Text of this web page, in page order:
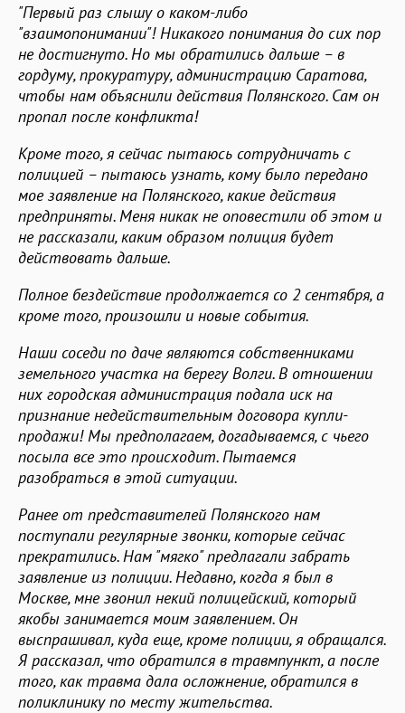
"Первый раз слышу о каком-либо
"взаимопонимании"! Никакого понимания до сих пор
не достигнуто. Но мы обратились дальше – в
гордуму, прокуратуру, администрацию Саратова,
чтобы нам объяснили действия Полянского. Сам он
пропал после конфликта!
Кроме того, я сейчас пытаюсь сотрудничать с
полицией – пытаюсь узнать, кому было передано
мое заявление на Полянского, какие действия
предприняты. Меня никак не оповестили об этом и
не рассказали, каким образом полиция будет
действовать дальше.
Полное бездействие продолжается со 2 сентября, а
кроме того, произошли и новые события.
Наши соседи по даче являются собственниками
земельного участка на берегу Волги. В отношении
них городская администрация подала иск на
признание недействительным договора купли-
продажи! Мы предполагаем, догадываемся, с чьего
посыла все это происходит. Пытаемся
разобраться в этой ситуации.
Ранее от представителей Полянского нам
поступали регулярные звонки, которые сейчас
прекратились. Нам "мягко" предлагали забрать
заявление из полиции. Недавно, когда я был в
Москве, мне звонил некий полицейский, который
якобы занимается моим заявлением. Он
выспрашивал, куда еще, кроме полиции, я обращался.
Я рассказал, что обратился в травмпункт, а после
того, как травма дала осложнение, обратился в
поликлинику по месту жительства.